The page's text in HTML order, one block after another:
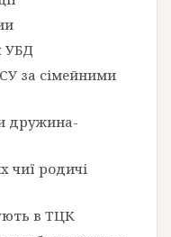
УБД
за сімейними
дружина-
чиї родичі
в ТЦК